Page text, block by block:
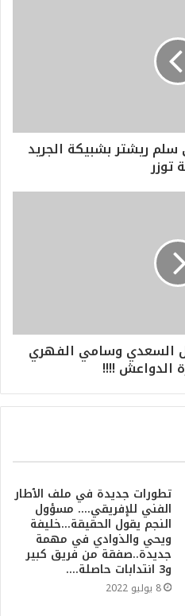
بلغت 4.60 على سلم ريشتر بشبيكة الجريد
توزر
السعدي وسامي الفهري
الدواعش !!!!
تطورات جديدة في ملف الٱطار
الفني للإفريقي…. مسؤول
النجم يقول الحقيقة…خليفة
ويحي والذوادي في مهمة
جديدة..صفقة من فريق كبير
و3 انتدابات حاصلة….
8 يوليو 2022